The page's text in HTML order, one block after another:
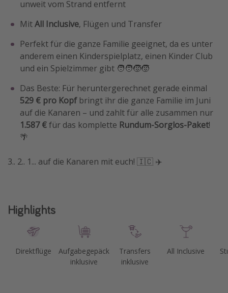
Rundreisen in Thailand
Bahnreisen in der Schweiz
Reisepassfreie Reiseziele
Travel Know How
Silvesterreisen
Last Minute Urlaub Mallorca
Last Minute Urlaub Deutschland
unweit vom Strand entfernt
MitAll Inclusive, Flügen und Transfer
Perfekt für die ganze Familie geeignet, da es unter
anderem einen Kinderspielplatz, einen Kinder Club
und ein Spielzimmer gibt 🧑‍🧑‍🧒‍🧒
Das Beste: Für heruntergerechnet gerade einmal
529 € pro Kopfbringt ihr die ganze Familie im Juni
auf die Kanaren – und zahlt für alle zusammen nur
1.587 €für das komplette Rundum-Sorglos-Paket!
🌴
3.. 2.. 1... auf die Kanaren mit euch! 🇮🇨 ✈️
Highlights
Direktflüge
Aufgabegepäck
inklusive
Transfers
inklusive
All Inclusive